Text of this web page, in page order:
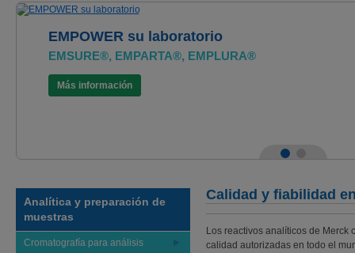
EMPOWER su laboratorio
EMSURE®, EMPARTA®, EMPLURA®
Más información
Analítica y preparación de
muestras
Cromatografía para análisis
Calidad y fiabilidad
Los reactivos analíticos de Merck
calidad autorizadas en todo el